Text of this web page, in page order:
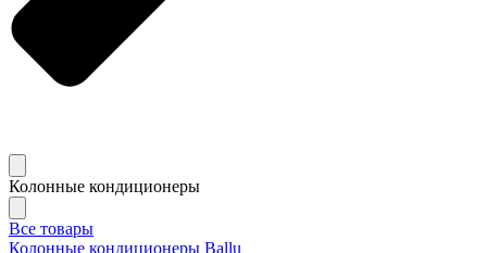
Колонные кондиционеры
Все товары
Колонные кондиционеры Ballu